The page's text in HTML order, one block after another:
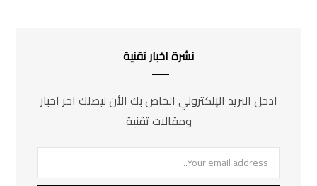
نشرة اخبار تقنية
ادخل البريد الإلكتروني الخاص بك الأن ليصلك اخر اخبار
ومقالات تقنية